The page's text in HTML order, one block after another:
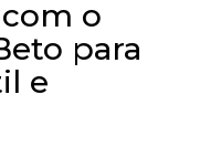
o
para
e